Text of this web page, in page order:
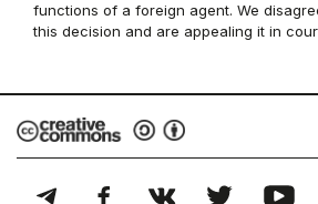
functions of a foreign agent. We
this decision and are appealing it in